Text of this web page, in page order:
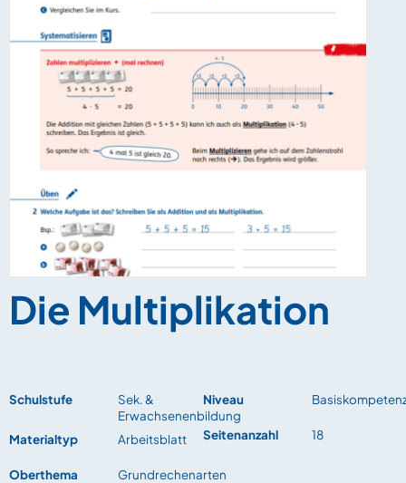
Die Multiplikation
Schulstufe
Sek. &
Erwachsenenbildung
Materialtyp
Arbeitsblatt
Oberthema Grundrechenarten
Niveau
Seitenanzahl 18